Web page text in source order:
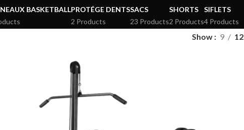
BASKETBALLPROTÉGE DENTS
2 Products
SACS
23 Products
SHORTS
2 Products
SIFLETS
4 Products
Show 9 12